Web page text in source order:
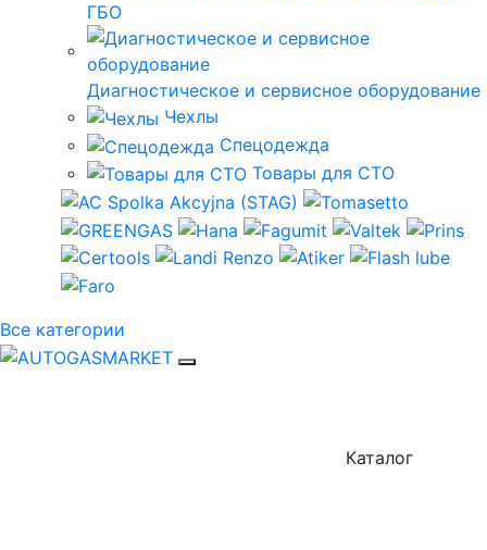
ГБО
Диагностическое и сервисное оборудование
Чехлы
Спецодежда
Товары для СТО
Все категории
Каталог